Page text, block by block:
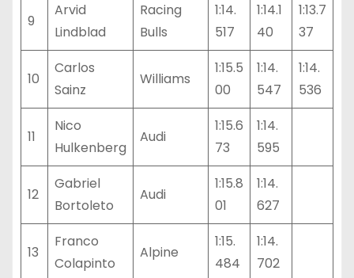
9
Arvid
Lindblad
Racing
Bulls
1:14.
517
1:14.1
40
1:13.7
37
10
Carlos
Sainz
Williams
1:15.5
00
1:14.
547
1:14.
536
11
Nico
Hulkenberg
Audi
1:15.6
73
1:14.
595
12
Gabriel
Bortoleto
Audi
1:15.8
01
1:14.
627
13
Franco
Colapinto
Alpine
1:15.
484
1:14.
702